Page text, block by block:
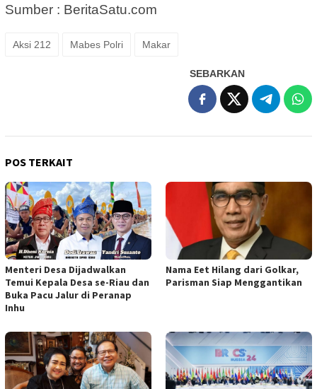
Sumber : BeritaSatu.com
Aksi 212 Mabes Polri Makar
SEBARKAN
POS TERKAIT
Menteri Desa Dijadwalkan
Temui Kepala Desa se-Riau dan
Buka Pacu Jalur di Peranap
Inhu
Nama Eet Hilang dari Golkar,
Parisman Siap Menggantikan